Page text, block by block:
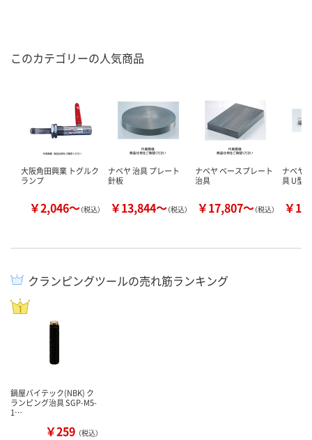
このカテゴリーの人気商品
大阪角田興業 トグルク
ランプ
￥2,046～（税込）
ナベヤ 治具 プレート
針板
￥13,844～（税込）
ナベヤ ベースプレート
治具
￥17,807～（税込）
ナベヤ
具 U型
￥
クランピングツールの売れ筋ランキング
鍋屋バイテック(NBK) ク
ランピング治具 SGP-M5-
1…
￥259 （税込）